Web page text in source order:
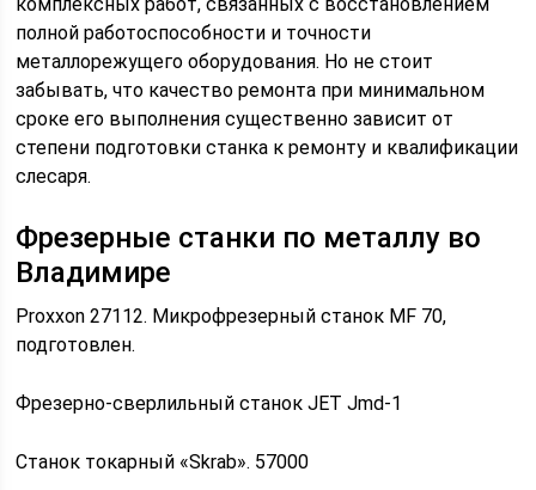
полной работоспособности и точности
металлорежущего оборудования. Но не стоит
забывать, что качество ремонта при минимальном
сроке его выполнения существенно зависит от
степени подготовки станка к ремонту и квалификации
слесаря.
Фрезерные станки по металлу во
Владимире
Proxxon 27112. Микрофрезерный станок MF 70,
подготовлен.
Фрезерно-сверлильный станок JET Jmd-1
Станок токарный «Skrab». 57000